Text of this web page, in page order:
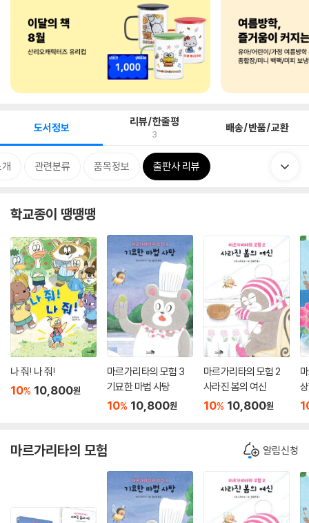
도서정보 리뷰/한줄평
3 배송/반품/교환
관련분류 품목정보 출판사 리뷰
학교종이 땡땡땡
나 줘! 나 줘!
10% 10,800원
마르가리타의 모험 3
기묘한 마법 사탕
10% 10,800원
마르가리타의 모험 2
사라진 봄의 여신
10% 10,800원
마르가리타의 모험 알림신청